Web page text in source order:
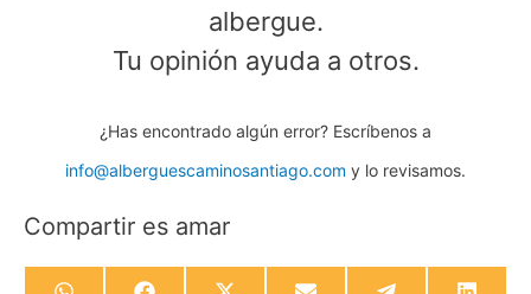
albergue.
Tu opinión ayuda a otros.
¿Has encontrado algún error? Escríbenos a
info@alberguescaminosantiago.com y lo revisamos.
Compartir es amar